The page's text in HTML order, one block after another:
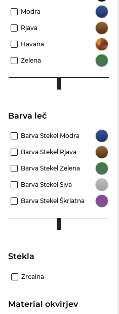
Modra
Rjava
Havana
Zelena
Barva leč
Barva Stekel Modra
Barva Stekel Rjava
Barva Stekel Zelena
Barva Stekel Siva
Barva Stekel Škrlatna
Stekla
Zrcalna
Material okvirjev